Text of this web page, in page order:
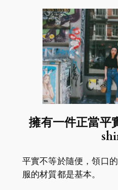
擁有一件正當平
平實不等於隨便，領口
服的材質都是基本。